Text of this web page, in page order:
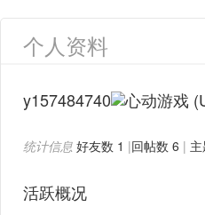
动
络
个人资料
y157484740
统计信息 好友数 1 |回帖数 6 |
活跃概况